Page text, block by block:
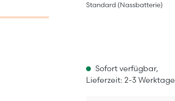
Standard (Nassbatterie)
Sofort verfügbar,
Lieferzeit: 2-3 Werktage